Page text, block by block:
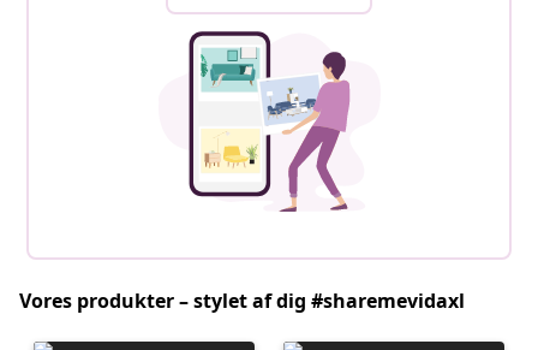
Vores produkter – stylet af dig #sharemevidaxl